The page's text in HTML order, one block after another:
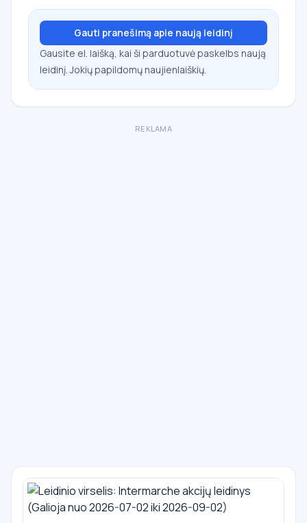
Gauti pranešimą apie naują leidinį
Gausite el. laišką, kai ši parduotuvė paskelbs naują
leidinį. Jokių papildomų naujienlaiškių.
REKLAMA